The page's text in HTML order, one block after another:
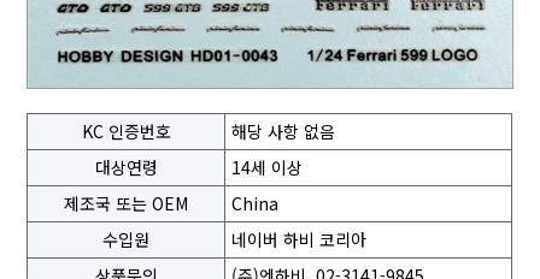
KC 인증번호
해당 사항 없음
대상연령
14세 이상
제조국 또는 OEM
China
수입원
네이버 하비 코리아